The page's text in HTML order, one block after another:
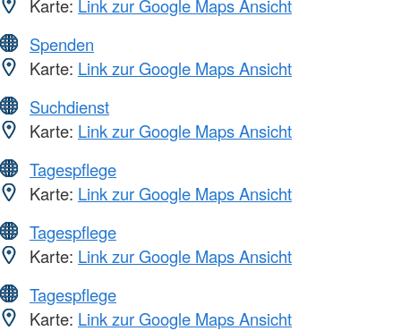
Karte: Link zur Google Maps Ansicht
Spenden
Karte: Link zur Google Maps Ansicht
Suchdienst
Karte: Link zur Google Maps Ansicht
Tagespflege
Karte: Link zur Google Maps Ansicht
Tagespflege
Karte: Link zur Google Maps Ansicht
Tagespflege
Karte: Link zur Google Maps Ansicht